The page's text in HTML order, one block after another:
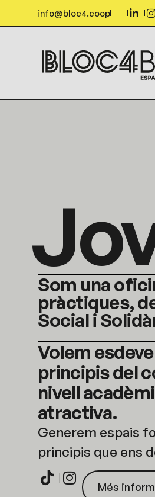
info@bloc4.coop
Som una
pràctiques,
Social i
Volem
principis del
nivell
atractiva.
Generem espais
principis que ens
Més